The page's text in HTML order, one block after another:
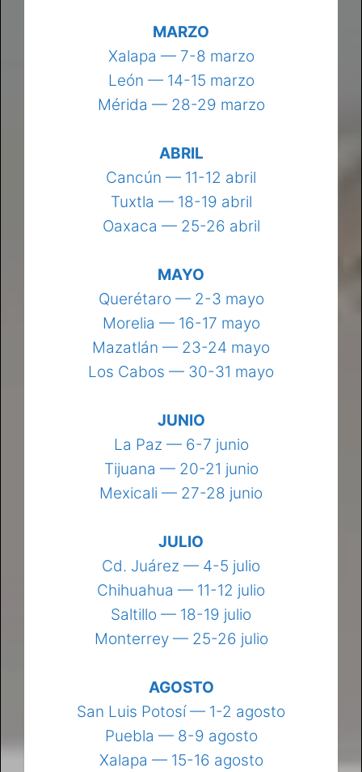
MARZO
Xalapa — 7-8 marzo
León — 14-15 marzo
Mérida — 28-29 marzo
ABRIL
Cancún — 11-12 abril
Tuxtla — 18-19 abril
Oaxaca — 25-26 abril
MAYO
Querétaro — 2-3 mayo
Morelia — 16-17 mayo
Mazatlán — 23-24 mayo
Los Cabos — 30-31 mayo
JUNIO
La Paz — 6-7 junio
Tijuana — 20-21 junio
Mexicali — 27-28 junio
JULIO
Cd. Juárez — 4-5 julio
Chihuahua — 11-12 julio
Saltillo — 18-19 julio
Monterrey — 25-26 julio
AGOSTO
San Luis Potosí — 1-2 agosto
Puebla — 8-9 agosto
Xalapa — 15-16 agosto